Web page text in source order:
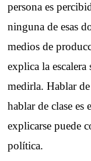
persona es
ninguna de esas
medios de
explica la
medirla. Hablar
hablar de clase
explicarse puede
política.